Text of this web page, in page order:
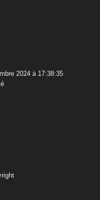
2024 à 17:38:35